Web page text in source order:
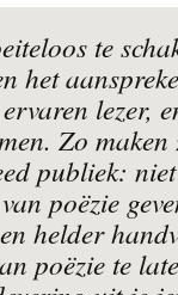
te
het
lezer,
. Zo maken
publiek:
poëzie
helder
poëzie te